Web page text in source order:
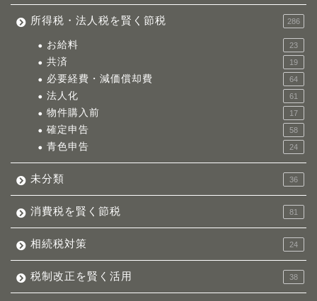
所得税・法人税を賢く節税 286
お給料 23
共済 19
必要経費・減価償却費 64
法人化 61
物件購入前 17
確定申告 58
青色申告 24
未分類 36
消費税を賢く節税 81
相続税対策 24
税制改正を賢く活用 38